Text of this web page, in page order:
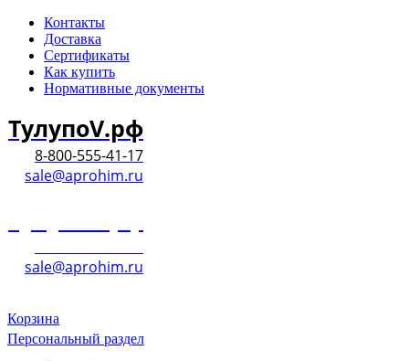
Контакты
Доставка
Сертификаты
Как купить
Нормативные документы
ТулупоV.рф
8-800-555-41-17
sale@aprohim.ru
sale@aprohim.ru
Корзина
Персональный раздел